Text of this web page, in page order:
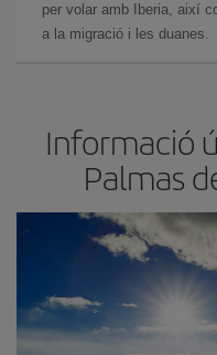
per volar amb Iberia, així
a la migració i les duanes.
Informació
Palmas